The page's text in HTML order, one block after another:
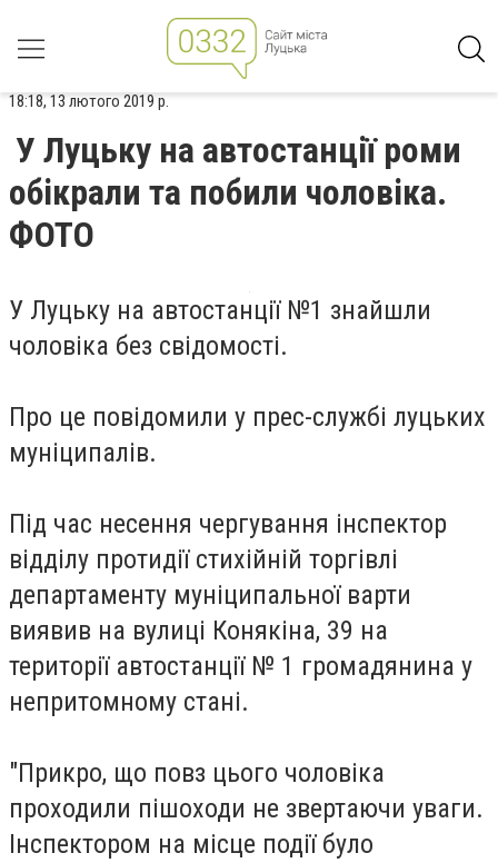
18:18, 13 лютого 2019 р.
У Луцьку на автостанції роми
обікрали та побили чоловіка.
ФОТО
У Луцьку на автостанції №1 знайшли
чоловіка без свідомості.
Про це повідомили у прес-службі луцьких
муніципалів.
Під час несення чергування інспектор
відділу протидії стихійній торгівлі
департаменту муніципальної варти
виявив на вулиці Конякіна, 39 на
території автостанції № 1 громадянина у
непритомному стані.
"Прикро, що повз цього чоловіка
проходили пішоходи не звертаючи уваги.
Інспектором на місце події було